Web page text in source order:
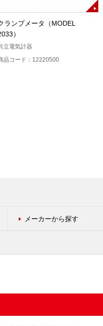
ランプメータ（MODEL
）
立電気計器
品コード：12220500
メーカーから探す